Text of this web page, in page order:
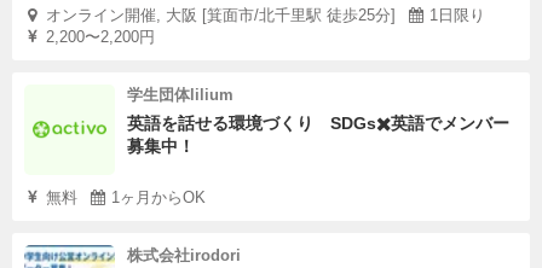
オンライン開催, 大阪 [箕面市/北千里駅 徒歩25分]
1日限り
2,200〜2,200円
学生団体lilium
英語を話せる環境づくり SDGs✖️英語でメンバー
募集中！
無料 1ヶ月からOK
株式会社irodori